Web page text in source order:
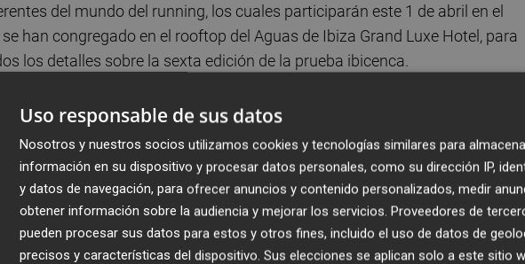
del mundo del running, los cuales participarán este 1 de abril en el
han congregado en el rooftop del Aguas de Ibiza Grand Luxe Hotel, para
los detalles sobre la sexta edición de la prueba ibicenca.
celebraciones, sigue creciendo en número de inscripciones, participación
fuera de nuestras fronteras y en aumento de su impacto económico.
servido para poder escuchar las impresiones de cada uno de ellos,
ibicenco, en el cual podrán disfrutar de un ambiente inmejorable bajo unas
en la retina para siempre.
Uso responsable de sus datos
Nosotros y nuestros socios utilizamos cookies y tecnologías similares para
información en su dispositivo y procesar datos personales, como su dirección IP,
y datos de navegación, para ofrecer anuncios y contenido personalizados, medir
obtener información sobre la audiencia y mejorar los servicios. Proveedores de
pueden procesar sus datos para estos y otros fines, incluido el uso de datos de
precisos y características del dispositivo. Sus elecciones se aplican solo a este sitio